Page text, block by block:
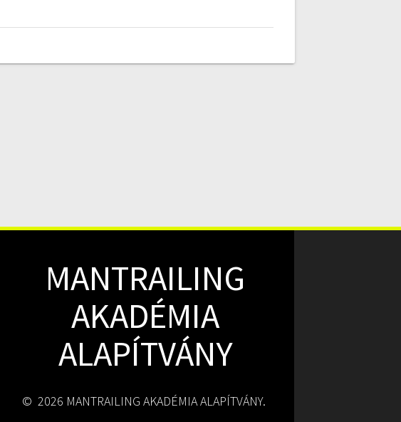
MANTRAILING
AKADÉMIA
ALAPÍTVÁNY
© 2026 MANTRAILING AKADÉMIA ALAPÍTVÁNY.